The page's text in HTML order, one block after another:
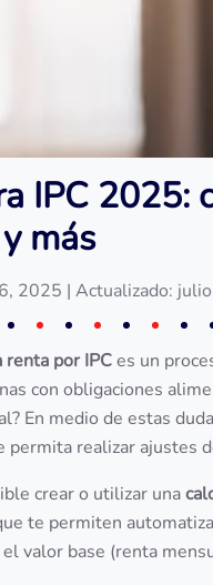
IPC 2025:
más
2025 | Actualizado:
renta por IPCes un
con obligaciones
En medio de estas
permita realizar ajustes
crear o utilizar una
te permiten
valor base (renta